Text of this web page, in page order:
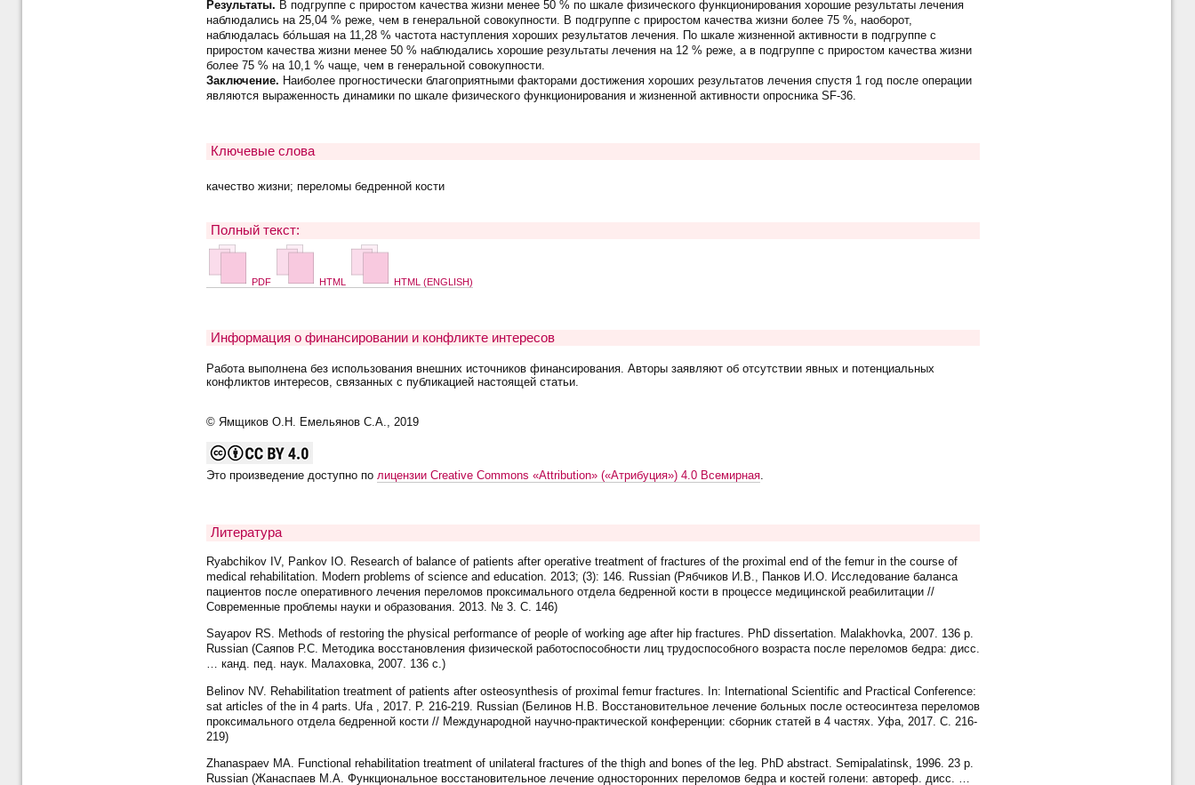
Результаты. В подгруппе с приростом качества жизни менее 50 % по шкале физического функционирования хорошие результаты лечения
наблюдались на 25,04 % реже, чем в генеральной совокупности. В подгруппе с приростом качества жизни более 75 %, наоборот,
наблюдалась бо́льшая на 11,28 % частота наступления хороших результатов лечения. По шкале жизненной активности в подгруппе с
приростом качества жизни менее 50 % наблюдались хорошие результаты лечения на 12 % реже, а в подгруппе с приростом качества жизни
более 75 % на 10,1 % чаще, чем в генеральной совокупности.
Заключение. Наиболее прогностически благоприятными факторами достижения хороших результатов лечения спустя 1 год после операции
являются выраженность динамики по шкале физического функционирования и жизненной активности опросника SF-36.
Ключевые слова
качество жизни; переломы бедренной кости
Полный текст:
PDF HTML HTML (ENGLISH)
Информация о финансировании и конфликте интересов
Работа выполнена без использования внешних источников финансирования. Авторы заявляют об отсутствии явных и потенциальных
конфликтов интересов, связанных с публикацией настоящей статьи.
© Ямщиков О.Н. Емельянов С.А., 2019
Это произведение доступно по лицензии Creative Commons «Attribution» («Атрибуция») 4.0 Всемирная.
Литература
Ryabchikov IV, Pankov IO. Research of balance of patients after operative treatment of fractures of the proximal end of the femur in the course of
medical rehabilitation. Modern problems of science and education. 2013; (3): 146. Russian (Рябчиков И.В., Панков И.О. Исследование баланса
пациентов после оперативного лечения переломов проксимального отдела бедренной кости в процессе медицинской реабилитации //
Современные проблемы науки и образования. 2013. № 3. С. 146)
Sayapov RS. Methods of restoring the physical performance of people of working age after hip fractures. PhD dissertation. Malakhovka, 2007. 136 р.
Russian (Саяпов Р.С. Методика восстановления физической работоспособности лиц трудоспособного возраста после переломов бедра: дисс.
… канд. пед. наук. Малаховка, 2007. 136 c.)
Belinov NV. Rehabilitation treatment of patients after osteosynthesis of proximal femur fractures. In: International Scientific and Practical Conference:
sat articles of the in 4 parts. Ufa , 2017. P. 216-219. Russian (Белинов Н.В. Восстановительное лечение больных после остеосинтеза переломов
проксимального отдела бедренной кости // Международной научно-практической конференции: сборник статей в 4 частях. Уфа, 2017. С. 216-
219)
Zhanaspaev MA. Functional rehabilitation treatment of unilateral fractures of the thigh and bones of the leg. PhD abstract. Semipalatinsk, 1996. 23 p.
Russian (Жанаспаев М.А. Функциональное восстановительное лечение односторонних переломов бедра и костей голени: автореф. дисc. …